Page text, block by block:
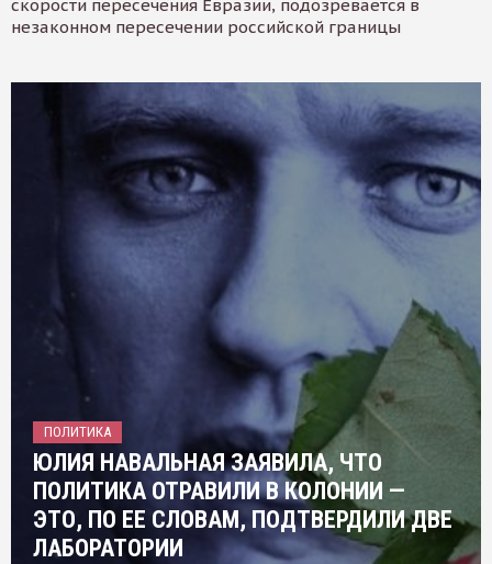
скорости пересечения Евразии, подозревается в
незаконном пересечении российской границы
ПОЛИТИКА
ЮЛИЯ НАВАЛЬНАЯ ЗАЯВИЛА, ЧТО
ПОЛИТИКА ОТРАВИЛИ В КОЛОНИИ —
ЭТО, ПО ЕЕ СЛОВАМ, ПОДТВЕРДИЛИ ДВЕ
ЛАБОРАТОРИИ